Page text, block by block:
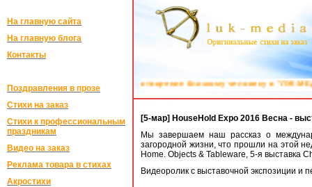
На главную сайта
На главную блога
Контакты
Поздравления в прозе
Стихи на заказ
Стихи к профессиональным
праздникам
Видео на заказ
Реклама товара в стихах
Акростихи
близкому человеку в "ЛУК-МЕДИА":Поздравления на заказ в
[5-мар] HouseHold Expo 2016 Весна -
Мы завершаем наш рассказ о
загородной жизни, что прошли на этой
Home. Objects & Tableware, 5-я выставка
Видеоролик с выставочной экспозиции